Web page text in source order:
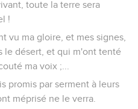
toute la terre sera
!
vu ma gloire, et mes signes,
le désert, et qui m'ont tenté
ma voix ;...
promis par serment à leurs
méprisé ne le verra.